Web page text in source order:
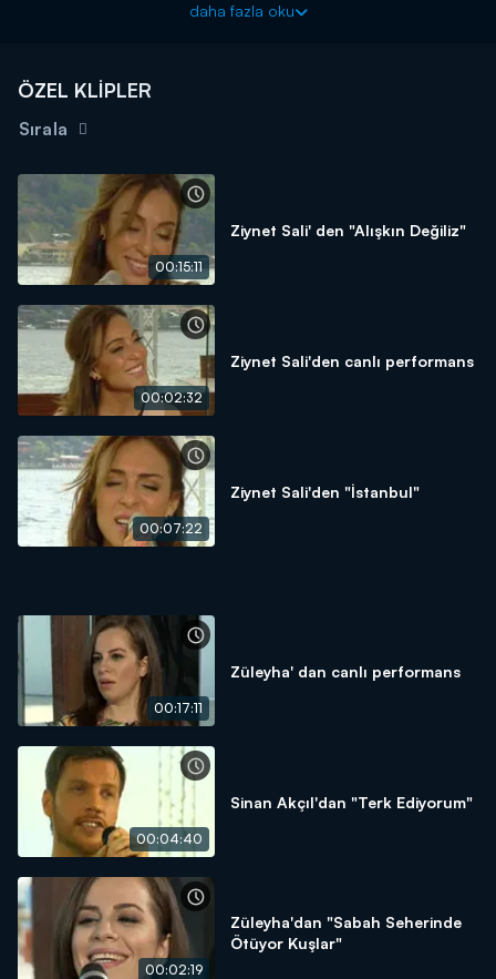
daha fazla oku
ÖZEL KLİPLER
Sırala
00:15:11
Ziynet Sali' den "Alışkın Değiliz"
00:02:32
Ziynet Sali'den canlı performans
00:07:22
Ziynet Sali'den "İstanbul"
00:17:11
Züleyha' dan canlı performans
00:04:40
Sinan Akçıl'dan "Terk Ediyorum"
00:02:19
Züleyha'dan "Sabah Seherinde
Ötüyor Kuşlar"